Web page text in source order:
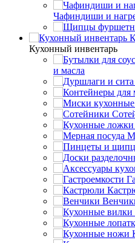
Чафиндиши и
Кухонный инвентарь
и масла